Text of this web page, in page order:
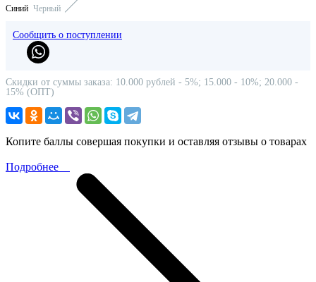
Синий Черный
Сообщить о поступлении
Скидки от суммы заказа: 10.000 рублей - 5%; 15.000 - 10%; 20.000 -
15% (ОПТ)
Копите баллы совершая покупки и оставляя отзывы о товарах
Подробнее